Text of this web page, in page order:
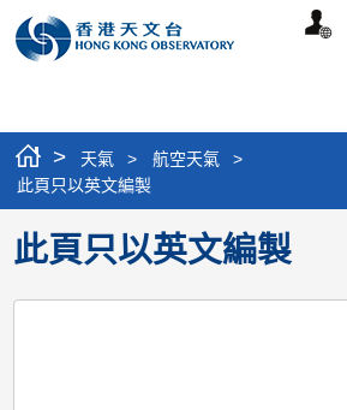
個
> 天氣 > 航空天氣
>
此頁只以英文編製
此頁只以英文編製